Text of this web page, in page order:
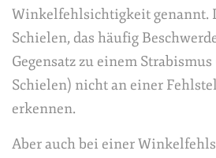
Winkelfehlsichtigkeit genannt.
Schielen, das häufig
Gegensatz zu einem
Schielen) nicht an einer
erkennen.
Aber auch bei einer